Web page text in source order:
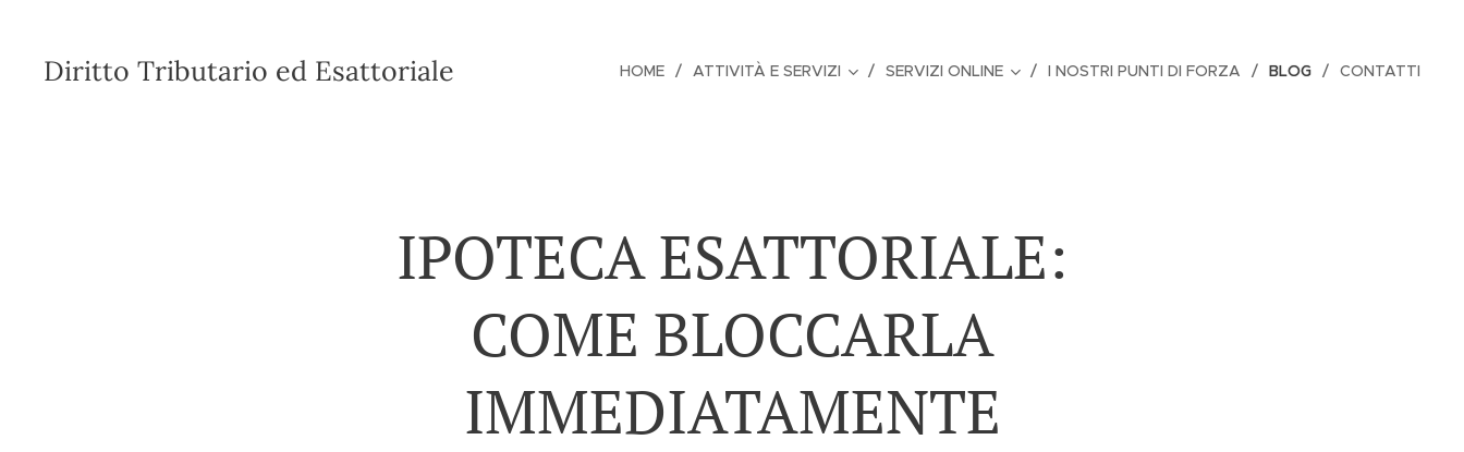
Diritto Tributario ed Esattoriale HOME ATTIVITÀ E SERVIZI SERVIZI ONLINE I NOSTRI PUNTI DI FORZA BLOG CONTATTI
IPOTECA ESATTORIALE:
COME BLOCCARLA
IMMEDIATAMENTE